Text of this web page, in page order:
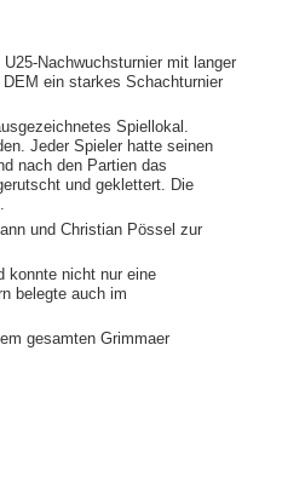
Nachwuchsturnier mit langer
ein starkes Schachturnier
Spiellokal.
Jeder Spieler hatte seinen
nach den Partien das
und geklettert. Die
und Christian Pössel zur
konnte nicht nur eine
belegte auch im
gesamten Grimmaer